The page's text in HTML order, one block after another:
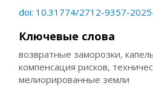
doi: 10.31774/2712-9357-
Ключевые слова
возвратные заморозки,
компенсация рисков,
мелиорированные земли